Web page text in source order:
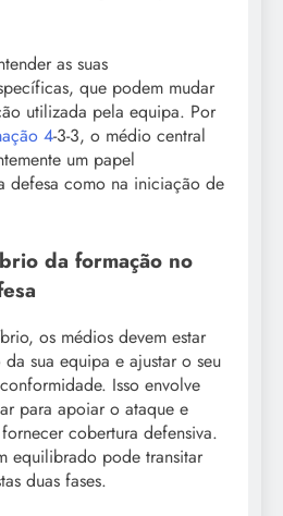
as suas
que podem mudar
utilizada pela equipa. Por
4-3-3, o médio central
um papel
defesa como na iniciação de
da formação no
os médios devem estar
sua equipa e ajustar o seu
Isso envolve
para apoiar o ataque e
cobertura defensiva.
equilibrado pode transitar
duas fases.